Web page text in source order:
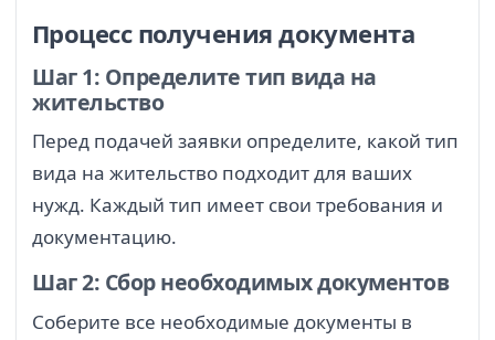
Процесс получения документа
Шаг 1: Определите тип вида на
жительство
Перед подачей заявки определите, какой тип
вида на жительство подходит для ваших
нужд. Каждый тип имеет свои требования и
документацию.
Шаг 2: Сбор необходимых документов
Соберите все необходимые документы в